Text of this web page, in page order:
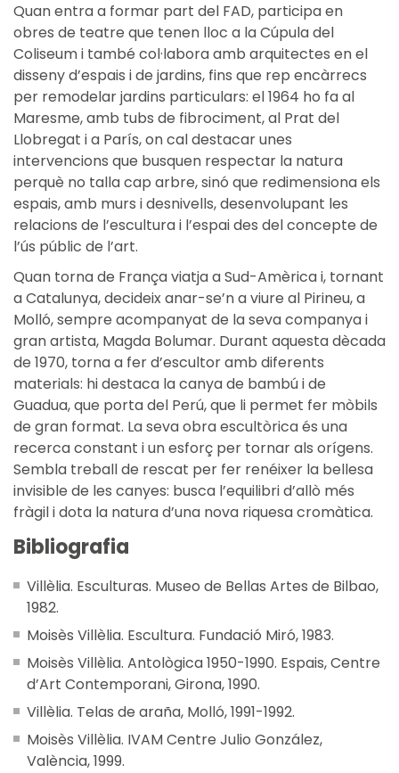
Quan entra a formar part del FAD, participa en
obres de teatre que tenen lloc a la Cúpula del
Coliseum i també col·labora amb arquitectes en el
disseny d’espais i de jardins, fins que rep encàrrecs
per remodelar jardins particulars: el 1964 ho fa al
Maresme, amb tubs de fibrociment, al Prat del
Llobregat i a París, on cal destacar unes
intervencions que busquen respectar la natura
perquè no talla cap arbre, sinó que redimensiona els
espais, amb murs i desnivells, desenvolupant les
relacions de l’escultura i l’espai des del concepte de
l’ús públic de l’art.
Quan torna de França viatja a Sud-Amèrica i, tornant
a Catalunya, decideix anar-se’n a viure al Pirineu, a
Molló, sempre acompanyat de la seva companya i
gran artista, Magda Bolumar. Durant aquesta dècada
de 1970, torna a fer d’escultor amb diferents
materials: hi destaca la canya de bambú i de
Guadua, que porta del Perú, que li permet fer mòbils
de gran format. La seva obra escultòrica és una
recerca constant i un esforç per tornar als orígens.
Sembla treball de rescat per fer renéixer la bellesa
invisible de les canyes: busca l’equilibri d’allò més
fràgil i dota la natura d’una nova riquesa cromàtica.
Bibliografia
Villèlia. Esculturas. Museo de Bellas Artes de Bilbao,
1982.
Moisès Villèlia. Escultura. Fundació Miró, 1983.
Moisès Villèlia. Antològica 1950-1990. Espais, Centre
d’Art Contemporani, Girona, 1990.
Villèlia. Telas de araña, Molló, 1991-1992.
Moisès Villèlia. IVAM Centre Julio González,
València, 1999.